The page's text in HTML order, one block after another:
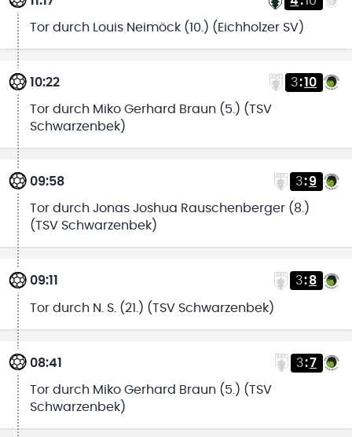
Tor durch Louis Neimöck (10.) (Eichholzer SV)
10:22 3:10
Tor durch Miko Gerhard Braun (5.) (TSV
Schwarzenbek)
09:58 3:9
Tor durch Jonas Joshua Rauschenberger (8.)
(TSV Schwarzenbek)
09:11 3:8
Tor durch N. S. (21.) (TSV Schwarzenbek)
08:41 3:7
Tor durch Miko Gerhard Braun (5.) (TSV
Schwarzenbek)